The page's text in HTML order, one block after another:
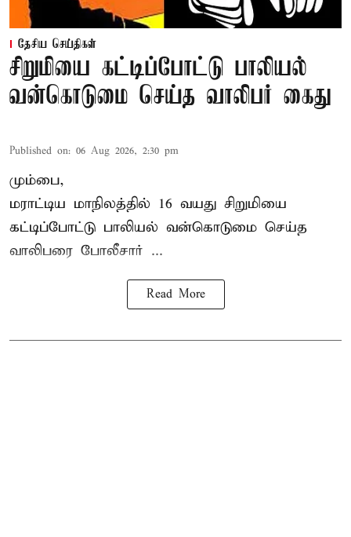
தேசிய செய்திகள்
சிறுமியை கட்டிப்போட்டு பாலியல்
வன்கொடுமை செய்த வாலிபர் கைது
Published on: 06 Aug 2026, 2:30 pm
மும்பை,
மராட்டிய மாநிலத்தில் 16 வயது சிறுமியை
கட்டிப்போட்டு பாலியல் வன்கொடுமை செய்த
வாலிபரை போலீசார் ...
Read More